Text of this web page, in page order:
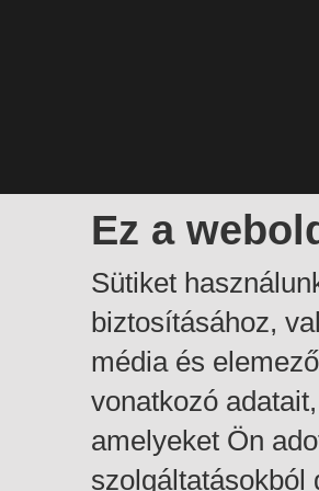
Ez a
Sütiket
biztosításához,
média és
vonatkozó
amelyeket Ön
szolgáltatásokból